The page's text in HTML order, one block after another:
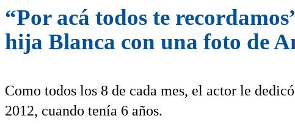
“Por acá todos te
hija Blanca con una foto de
Como todos los 8 de cada mes, el actor le
2012, cuando tenía 6 años.